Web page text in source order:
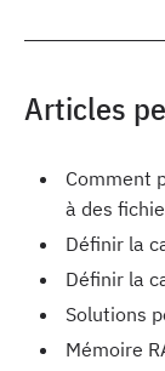
Articles
Comment
à des
Définir la
Définir la
Solutions
Mémoire